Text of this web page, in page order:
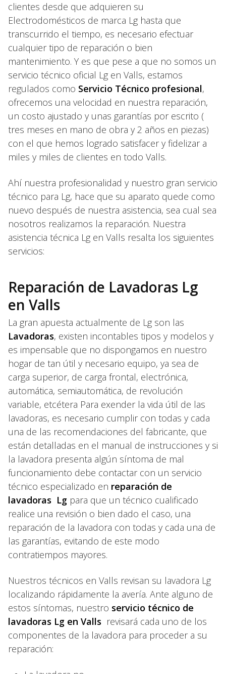
clientes desde que adquieren su
Electrodomésticos de marca Lg hasta que
transcurrido el tiempo, es necesario efectuar
cualquier tipo de reparación o bien
mantenimiento. Y es que pese a que no somos un
servicio técnico oficial Lg en Valls, estamos
regulados como Servicio Técnico profesional,
ofrecemos una velocidad en nuestra reparación,
un costo ajustado y unas garantías por escrito (
tres meses en mano de obra y 2 años en piezas)
con el que hemos logrado satisfacer y fidelizar a
miles y miles de clientes en todo Valls.
Ahí nuestra profesionalidad y nuestro gran servicio
técnico para Lg, hace que su aparato quede como
nuevo después de nuestra asistencia, sea cual sea
nosotros realizamos la reparación. Nuestra
asistencia técnica Lg en Valls resalta los siguientes
servicios:
Reparación de Lavadoras Lg
en Valls
La gran apuesta actualmente de Lg son las
Lavadoras, existen incontables tipos y modelos y
es impensable que no dispongamos en nuestro
hogar de tan útil y necesario equipo, ya sea de
carga superior, de carga frontal, electrónica,
automática, semiautomática, de revolución
variable, etcétera Para exender la vida útil de las
lavadoras, es necesario cumplir con todas y cada
una de las recomendaciones del fabricante, que
están detalladas en el manual de instrucciones y si
la lavadora presenta algún síntoma de mal
funcionamiento debe contactar con un servicio
técnico especializado en reparación de
lavadoras Lg para que un técnico cualificado
realice una revisión o bien dado el caso, una
reparación de la lavadora con todas y cada una de
las garantías, evitando de este modo
contratiempos mayores.
Nuestros técnicos en Valls revisan su lavadora Lg
localizando rápidamente la avería. Ante alguno de
estos síntomas, nuestro servicio técnico de
lavadoras Lg en Valls revisará cada uno de los
componentes de la lavadora para proceder a su
reparación: